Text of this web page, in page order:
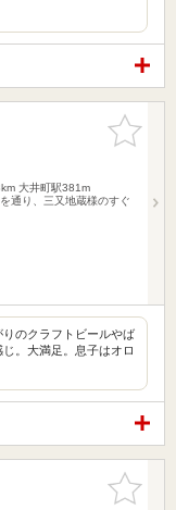
お気に入
りに追加
大井町駅381m
通り、三又地蔵様のすぐ
のクラフトビールやば
。大満足。息子はオロ
お気に入
りに追加